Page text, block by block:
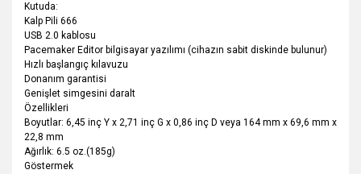
Kutuda:
Kalp Pili 666
USB 2.0 kablosu
Pacemaker Editor bilgisayar yazılımı (cihazın sabit diskinde bulunur)
Hızlı başlangıç kılavuzu
Donanım garantisi
Genişlet simgesini daralt
Özellikleri
Boyutlar: 6,45 inç Y x 2,71 inç G x 0,86 inç D veya 164 mm x 69,6 mm x
22,8 mm
Ağırlık: 6.5 oz.(185g)
Göstermek